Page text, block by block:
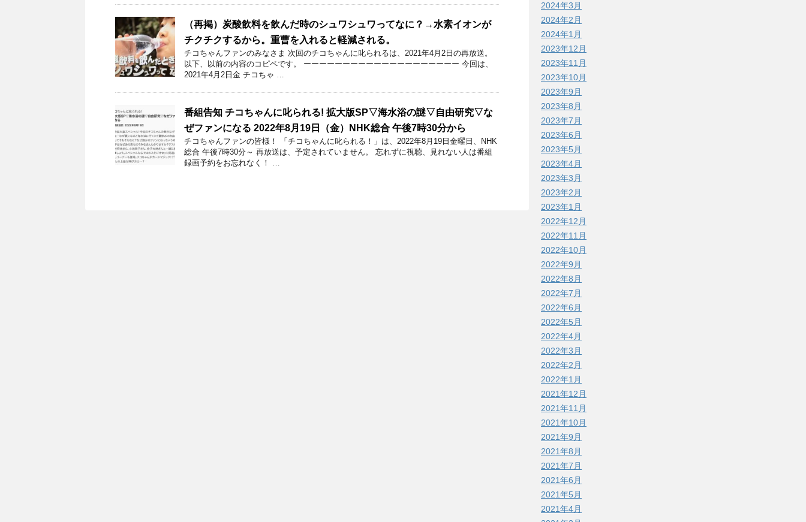
（再掲）炭酸飲料を飲んだ時のシュワシュワってなに？→水素イオンが
チクチクするから。重曹を入れると軽減される。
チコちゃんファンのみなさま 次回のチコちゃんに叱られるは、2021年4月2日の再放送。
以下、以前の内容のコピペです。 ーーーーーーーーーーーーーーーーーーーー 今回は、
2021年4月2日金 チコちゃ …
番組告知 チコちゃんに叱られる! 拡大版SP▽海水浴の謎▽自由研究▽な
ぜファンになる 2022年8月19日（金）NHK総合 午後7時30分から
チコちゃんファンの皆様！ 「チコちゃんに叱られる！」​は、2022年8月19日金曜日、NHK
総合 午後7時30分～ 再放送は、予定されていません。 忘れずに視聴、見れない人は番組
録画予約をお忘れなく！ …
2024年3月
2024年2月
2024年1月
2023年12月
2023年11月
2023年10月
2023年9月
2023年8月
2023年7月
2023年6月
2023年5月
2023年4月
2023年3月
2023年2月
2023年1月
2022年12月
2022年11月
2022年10月
2022年9月
2022年8月
2022年7月
2022年6月
2022年5月
2022年4月
2022年3月
2022年2月
2022年1月
2021年12月
2021年11月
2021年10月
2021年9月
2021年8月
2021年7月
2021年6月
2021年5月
2021年4月